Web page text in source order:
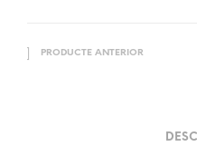
PRODUCTE ANTERIOR